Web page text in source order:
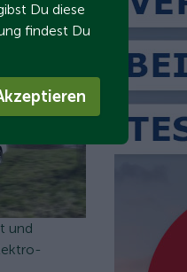
und
Du diese
findest Du